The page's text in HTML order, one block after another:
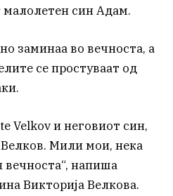
син Адам.
заминаа во вечноста, а
се простуваат од
Velkov и неговиот син,
Мили мои, нека
вечноста“, напиша
Викторија Велкова.